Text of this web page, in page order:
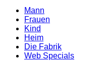
Mann
Frauen
Kind
Heim
Die Fabrik
Web Specials